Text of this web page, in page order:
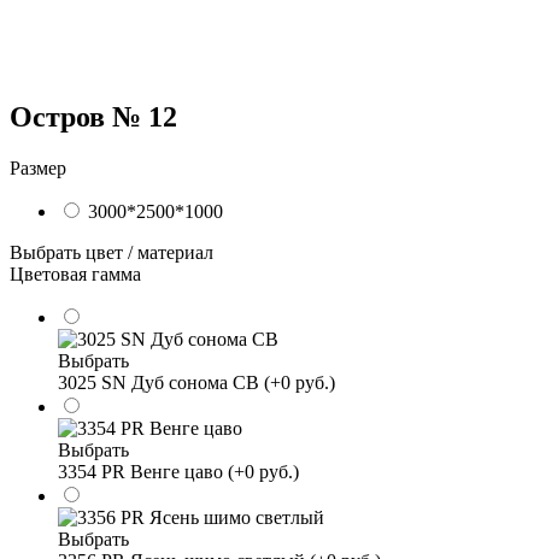
Остров № 12
Размер
3000*2500*1000
Выбрать цвет / материал
Цветовая гамма
Выбрать
3025 SN Дуб сонома СВ (+0 руб.)
Выбрать
3354 PR Венге цаво (+0 руб.)
Выбрать